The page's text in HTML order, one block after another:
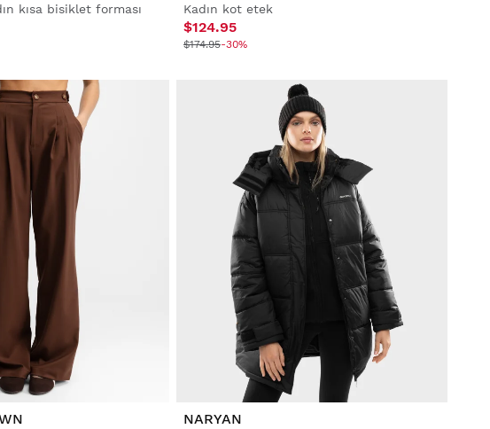
kısa bisiklet forması Kadın kot etek
$124.95
$174.95-30%
NARYAN